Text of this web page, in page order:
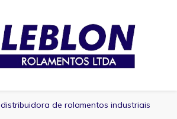
distribuidora de rolamentos industriais